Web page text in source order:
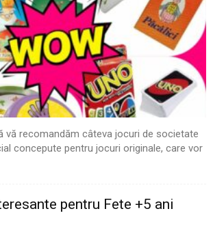
vă recomandăm câteva jocuri de societate
concepute pentru jocuri originale, care vor
pentru Fete +5 ani